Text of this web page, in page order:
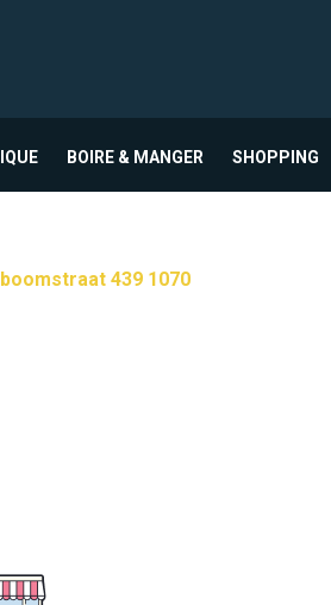
BOIRE & MANGER SHOPPING
439 1070